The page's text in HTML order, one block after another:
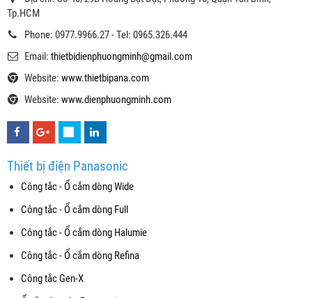
Tp.HCM
Phone: 0977.9966.27 - Tel: 0965.326.444
Email: thietbidienphuongminh@gmail.com
Website: www.thietbipana.com
Website: www.dienphuongminh.com
Thiết bị điện Panasonic
Công tắc - Ổ cắm dòng Wide
Công tắc - Ổ cắm dòng Full
Công tắc - Ổ cắm dòng Halumie
Công tắc - Ổ cắm dòng Refina
Công tắc Gen-X